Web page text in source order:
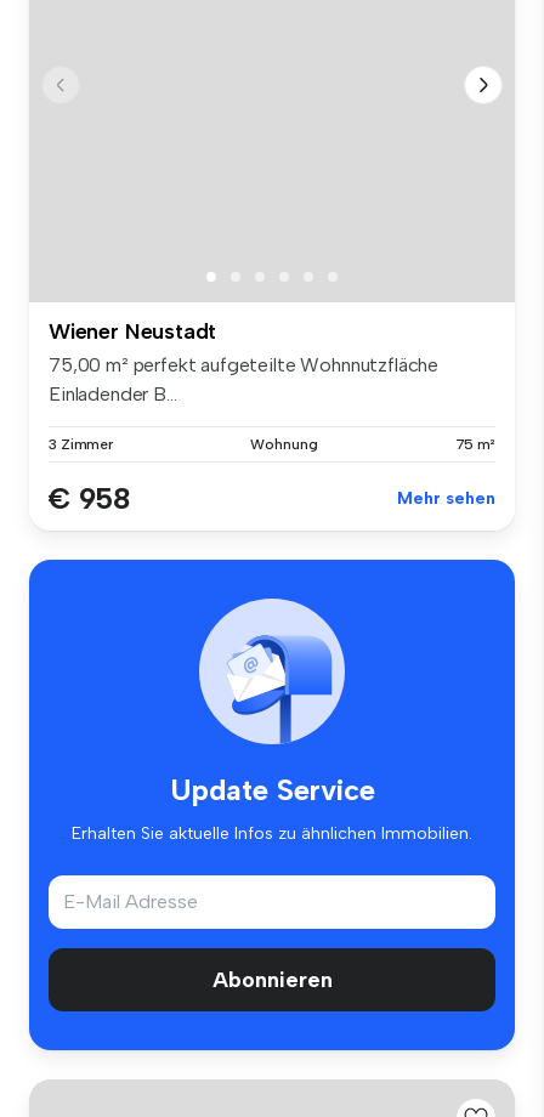
Wiener Neustadt
75,00 m² perfekt aufgeteilte Wohnnutzfläche
Einladender B...
3 Zimmer Wohnung 75 m²
€ 958 Mehr sehen
Update Service
Erhalten Sie aktuelle Infos zu ähnlichen Immobilien.
Abonnieren